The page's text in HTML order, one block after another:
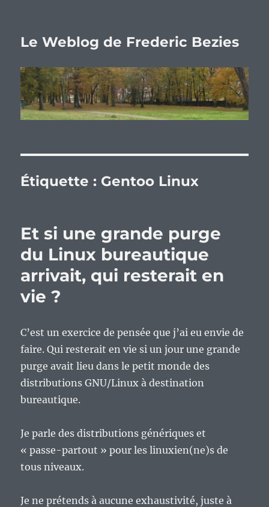
Le Weblog de Frederic Bezies
Étiquette : Gentoo Linux
Et si une grande purge
du Linux bureautique
arrivait, qui resterait en
vie ?
C’est un exercice de pensée que j’ai eu envie de
faire. Qui resterait en vie si un jour une grande
purge avait lieu dans le petit monde des
distributions GNU/Linux à destination
bureautique.
Je parle des distributions génériques et
« passe-partout » pour les linuxien(ne)s de
tous niveaux.
Je ne prétends à aucune exhaustivité, juste à